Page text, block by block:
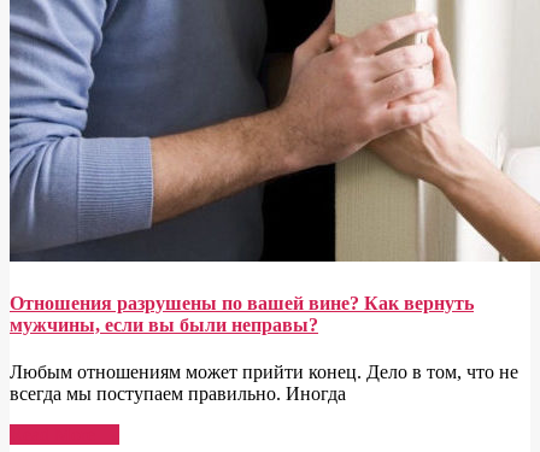
Отношения разрушены по вашей вине? Как вернуть
мужчины, если вы были неправы?
Любым отношениям может прийти конец. Дело в том, что не
всегда мы поступаем правильно. Иногда